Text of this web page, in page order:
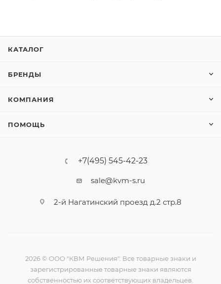
КАТАЛОГ
БРЕНДЫ
КОМПАНИЯ
ПОМОЩЬ
+7(495) 545-42-23
sale@kvm-s.ru
2-й Нагатинский проезд д.2 стр.8
2026 © ООО "КВМ Решения". Все товарные знаки и
зарегистрированные товарные знаки являются
собственностью их соответствующих владельцев.